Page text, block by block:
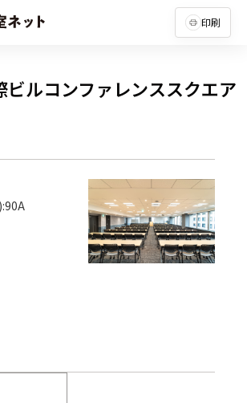
印刷
ビルコンファレンススクエア